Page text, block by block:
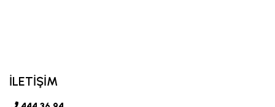
İLETİŞİM